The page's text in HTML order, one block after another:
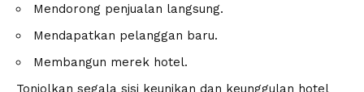
Mendorong penjualan langsung.
Mendapatkan pelanggan baru.
Membangun merek hotel.
Tonjolkan segala sisi keunikan dan keunggulan hotel